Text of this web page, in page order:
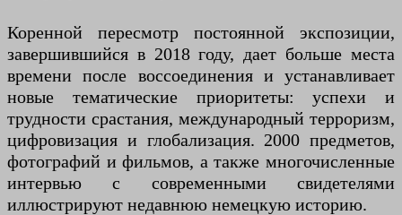
Коренной пересмотр постоянной экспозиции,
завершившийся в 2018 году, дает больше места
времени после воссоединения и устанавливает
новые тематические приоритеты: успехи и
трудности срастания, международный терроризм,
цифровизация и глобализация. 2000 предметов,
фотографий и фильмов, а также многочисленные
интервью с современными свидетелями
иллюстрируют недавнюю немецкую историю.